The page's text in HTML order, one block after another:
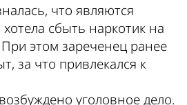
что являются
сбыть наркотик на
этом зареченец ранее
за что привлекался к
уголовное дело.